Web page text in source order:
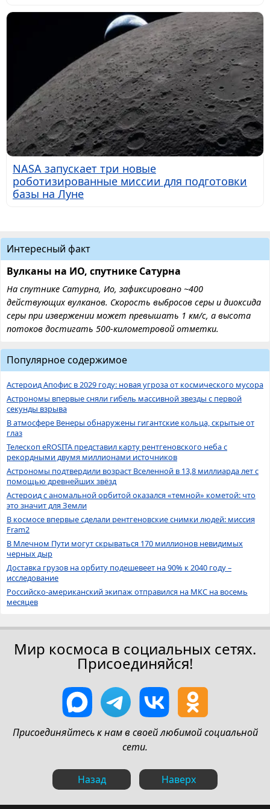
NASA запускает три новые
роботизированные миссии для подготовки
базы на Луне
Интересный факт
Вулканы на ИО, спутнике Сатурна
На спутнике Сатурна, Ио, зафиксировано ~400
действующих вулканов. Скорость выбросов серы и диоксида
серы при извержении может превышать 1 км/с, а высота
потоков достигать 500-километровой отметки.
Популярное содержимое
Астероид Апофис в 2029 году: новая угроза от космического мусора
Астрономы впервые сняли гибель массивной звезды с первой
секунды взрыва
В атмосфере Венеры обнаружены гигантские кольца, скрытые от
глаз
Телескоп eROSITA представил карту рентгеновского неба с
рекордными двумя миллионами источников
Астрономы подтвердили возраст Вселенной в 13,8 миллиарда лет с
помощью древнейших звёзд
Астероид с аномальной орбитой оказался «темной» кометой: что
это значит для Земли
В космосе впервые сделали рентгеновские снимки людей: миссия
Fram2
В Млечном Пути могут скрываться 170 миллионов невидимых
черных дыр
Доставка грузов на орбиту подешевеет на 90% к 2040 году –
исследование
Российско-американский экипаж отправился на МКС на восемь
месяцев
Мир космоса в социальных сетях.
Присоединяйся!
Присоединяйтесь к нам в своей любимой социальной
сети.
Назад Наверх